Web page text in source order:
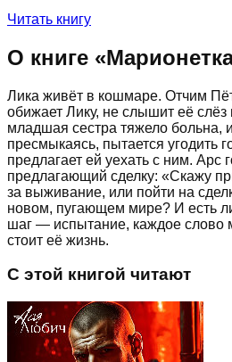
Читать книгу
О книге «
Лика живёт в кошмаре. Отчим
обижает Лику, не слышит её
младшая сестра тяжело больна,
пресмыкаясь, пытается угодить
предлагает ей уехать с ним. Арс
предлагающий сделку: «Скажу
за выживание, или пойти на
новом, пугающем мире? И есть
шаг — испытание, каждое слово
стоит её жизнь.
С этой книгой читают